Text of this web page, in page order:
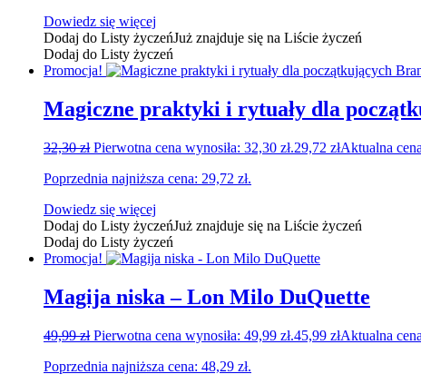
Dowiedz się więcej
Dodaj do Listy życzeńJuż znajduje się na Liście życzeń
Dodaj do Listy życzeń
Promocja!
Magiczne praktyki i rytuały dla
32,30zł Pierwotna cena wynosiła: 32,30 zł.29,72 złAktualna
Poprzednia najniższa cena: 29,72 zł.
Dowiedz się więcej
Dodaj do Listy życzeńJuż znajduje się na Liście życzeń
Dodaj do Listy życzeń
Promocja!
Magija niska – Lon Milo DuQuette
49,99zł Pierwotna cena wynosiła: 49,99 zł.45,99 złAktualna
Poprzednia najniższa cena: 48,29 zł.